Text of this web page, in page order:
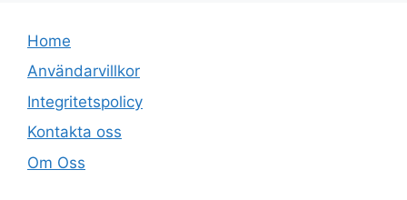
Home
Användarvillkor
Integritetspolicy
Kontakta oss
Om Oss